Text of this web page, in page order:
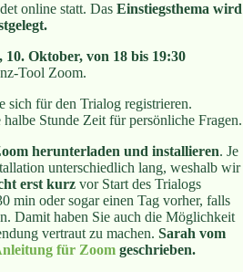
online statt. Das Einstiegsthema wird
10. Oktober, von 18 bis 19:30
Tool Zoom.
sich für den Trialog registrieren.
Stunde Zeit für persönliche Fragen.
herunterladen und installieren. Je
unterschiedlich lang, weshalb wir
erst kurz vor Start des Trialogs
min oder sogar einen Tag vorher, falls
Damit haben Sie auch die Möglichkeit
vertraut zu machen. Sarah vom
für Zoom geschrieben.